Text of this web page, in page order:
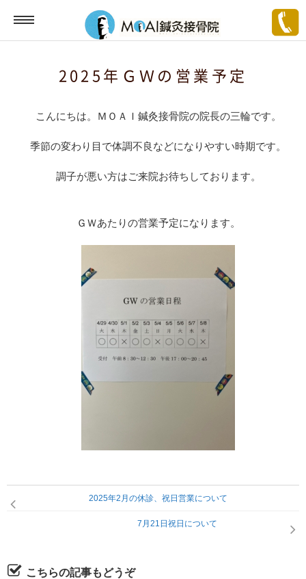
2025年ＧＷの営業予定
こんにちは。ＭＯＡＩ鍼灸接骨院の院長の三輪です。
季節の変わり目で体調不良などになりやすい時期です。
調子が悪い方はご来院お待ちしております。
ＧＷあたりの営業予定になります。
2025年2月の休診、祝日営業について
7月21日祝日について
こちらの記事もどうぞ